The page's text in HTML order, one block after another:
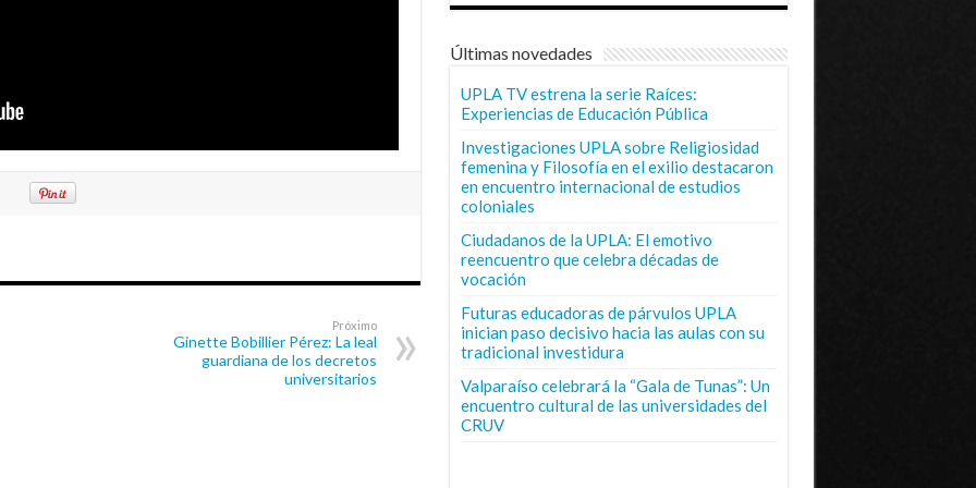
Próximo
Ginette Bobillier Pérez: La leal
guardiana de los decretos
universitarios
Últimas novedades
UPLA TV estrena la serie Raíces:
Experiencias de Educación Pública
Investigaciones UPLA sobre Religiosidad
femenina y Filosofía en el exilio destacaron
en encuentro internacional de estudios
coloniales
Ciudadanos de la UPLA: El emotivo
reencuentro que celebra décadas de
vocación
Futuras educadoras de párvulos UPLA
inician paso decisivo hacia las aulas con su
tradicional investidura
Valparaíso celebrará la “Gala de Tunas”: Un
encuentro cultural de las universidades del
CRUV